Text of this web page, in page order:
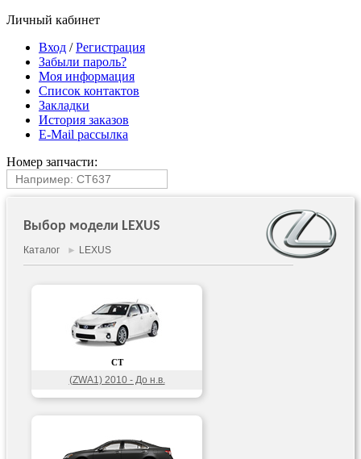
Личный кабинет
Вход /Регистрация
Забыли пароль?
Моя информация
Список контактов
Закладки
История заказов
E-Mail рассылка
Номер запчасти:
Выбор модели LEXUS
Каталог ► LEXUS
CT
(ZWA1) 2010 - До н.в.